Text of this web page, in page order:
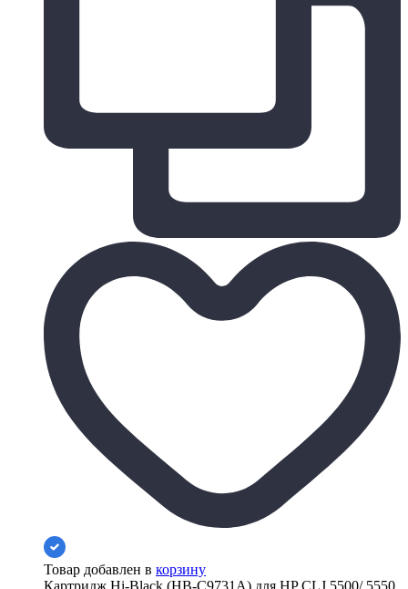
Товар добавлен в корзину
Картридж Hi-Black (HB-C9731A) для HP CLJ 5500/ 5550,